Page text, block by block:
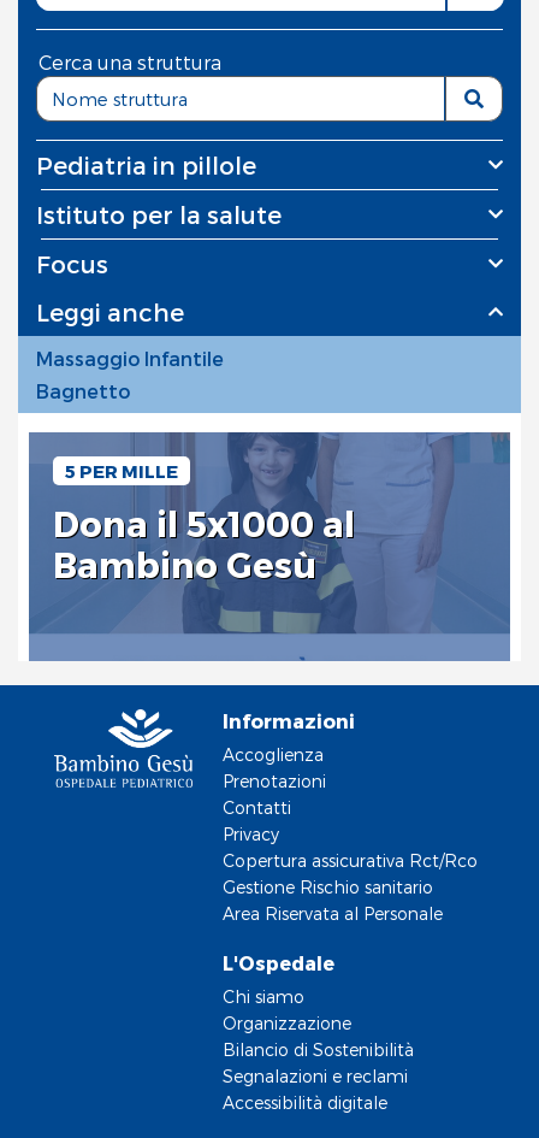
Cerca una struttura
Pediatria in pillole
Istituto per la salute
Focus
Leggi anche
Massaggio Infantile
Bagnetto
5 PER MILLE
Dona il 5x1000 al
Bambino Gesù
Informazioni
Accoglienza
Prenotazioni
Contatti
Privacy
Copertura assicurativa Rct/Rco
Gestione Rischio sanitario
Area Riservata al Personale
L'Ospedale
Chi siamo
Organizzazione
Bilancio di Sostenibilità
Segnalazioni e reclami
Accessibilità digitale